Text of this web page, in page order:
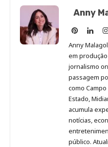
Anny
Anny
no
no
Anny
em
jornalismo
passagem
como
Estado,
acumula
notícias,
público.